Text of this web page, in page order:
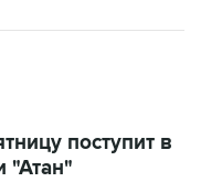
поступит в
"Атан"